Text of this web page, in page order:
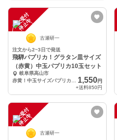
注
文
受
付
停
止
中
古瀬研一
注文から2~3日で発送
飛騨パプリカ！グラタン皿サイズ
（赤黄）中玉パプリカ10玉セット
岐阜県高山市
1,550円
+送料850円
注
文
受
付
停
止
中
古瀬研一